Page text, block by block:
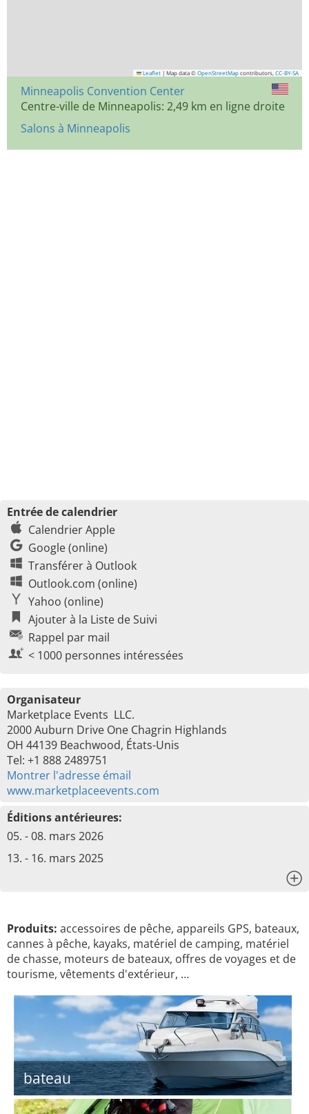
Leaflet | Map data © OpenStreetMap contributors, CC-BY-SA
Minneapolis Convention Center
Centre-ville de Minneapolis: 2,49 km en ligne droite
Salons à Minneapolis
Entrée de calendrier
Calendrier Apple
Google (online)
Transférer à Outlook
Outlook.com (online)
Yahoo (online)
Ajouter à la Liste de Suivi
Rappel par mail
< 1000 personnes intéressées
Organisateur
Marketplace Events LLC.
2000 Auburn Drive One Chagrin Highlands
OH 44139 Beachwood, États-Unis
Tel: +1 888 2489751
Montrer l'adresse émail
www.marketplaceevents.com
Éditions antérieures:
05. - 08. mars 2026
13. - 16. mars 2025
Produits: accessoires de pêche, appareils GPS, bateaux,
cannes à pêche, kayaks, matériel de camping, matériel
de chasse, moteurs de bateaux, offres de voyages et de
tourisme, vêtements d'extérieur, …
bateau